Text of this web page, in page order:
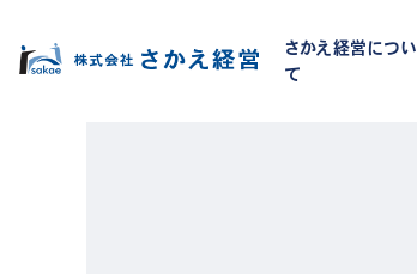
さかえ経営につい
て